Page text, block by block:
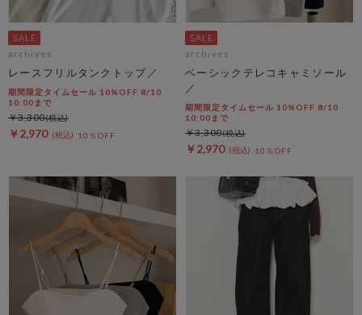
archives
レースフリルタンクトップ／
期間限定タイムセール 10%OFF 8/10
10:00まで
￥2,970 10％OFF
￥3,300
archives
ベーシックテレコキャミソール
／
期間限定タイムセール 10%OFF 8/10
10:00まで
￥2,970 10％OFF
￥3,300